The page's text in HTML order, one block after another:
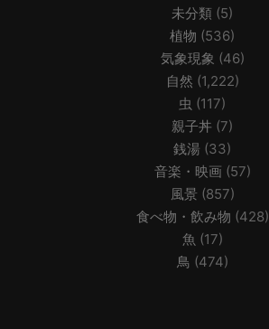
未分類 (5)
植物 (536)
気象現象 (46)
自然 (1,222)
虫 (117)
親子丼 (7)
銭湯 (33)
音楽・映画 (57)
風景(857)
食べ物・飲み物 (428)
魚 (17)
鳥 (474)